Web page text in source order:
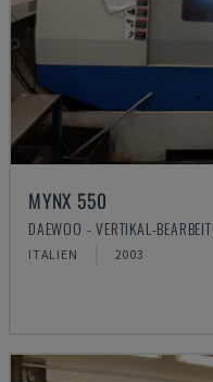
MYNX 550
DAEWOO - VERTIKAL-
ITALIEN 2003